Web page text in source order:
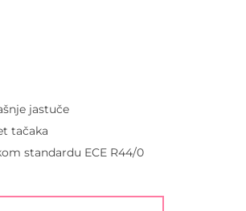
jastuče
tačaka
standardu ECE R44/0